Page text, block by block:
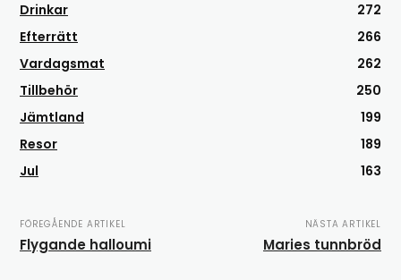
Drinkar
272
Efterrätt
266
Vardagsmat
262
Tillbehör
250
Jämtland
199
Resor
189
Jul
163
FÖREGÅENDE ARTIKEL
Flygande halloumi
NÄSTA ARTIKEL
Maries tunnbröd